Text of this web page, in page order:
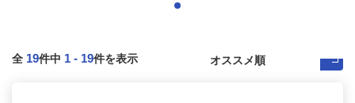
全 19件中 1 - 19件を表示